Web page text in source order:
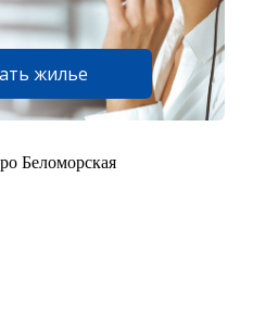
жилье
Беломорская